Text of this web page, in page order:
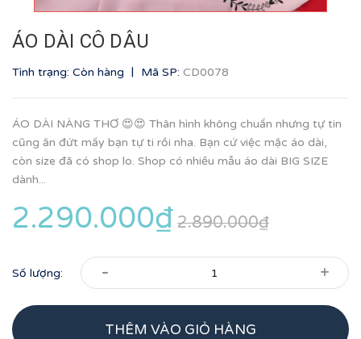
ÁO DÀI CÔ DÂU
Tình trạng: Còn hàng | Mã SP: CD0078
ÁO DÀI NÀNG THƠ 😍😍 Thân hình không chuẩn nhưng tự tin
cũng ăn đứt mấy bạn tự ti rồi nha. Bạn cứ việc mặc áo dài,
còn size đã có shop lo. Shop có nhiều mẫu áo dài BIG SIZE
dành...
2.290.000₫ 2.890.000₫
Số lượng: - +
THÊM VÀO GIỎ HÀNG